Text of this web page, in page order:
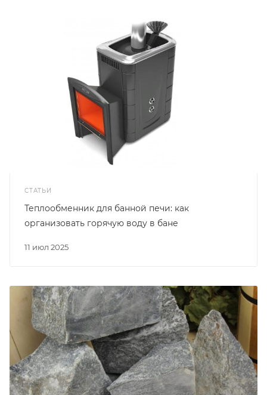
СТАТЬИ
11 июл 2025
Теплообменник для банной печи: как
организовать горячую воду в бане